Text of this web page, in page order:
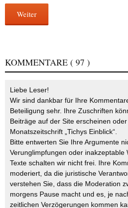
Weiter
KOMMENTARE ( 97 )
Liebe Leser!
Wir sind dankbar für Ihre
Beteiligung sehr. Ihre Zuschriften
Beiträge auf der Site erscheinen
Monatszeitschrift „Tichys Einblick“.
Bitte entwerten Sie Ihre Argumente
Verunglimpfungen oder inakzeptable
Texte schalten wir nicht frei. Ihre
moderiert, da die juristische
verstehen Sie, dass die Moderation
morgens Pause macht und es, je
zeitlichen Verzögerungen kommen